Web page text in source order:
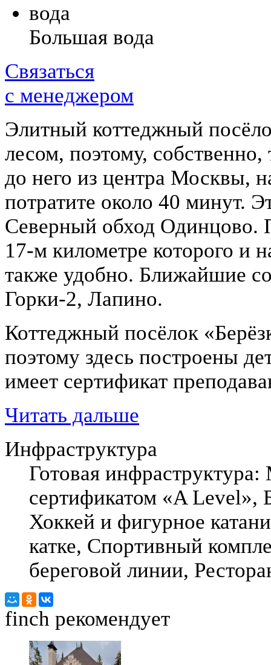
Большая вода
Связаться
с менеджером
Элитный коттеджный
лесом, поэтому,
до него из центра Москвы,
потратите около 40 минут.
Северный обход Одинцово.
17-м километре которого и
также удобно. Ближайшие
Горки-2, Лапино.
Коттеджный посёлок
поэтому здесь построены
имеет сертификат
Читать дальше
Инфраструктура
Готовая
сертификатом «A Level»,
Хоккей и фигурное
катке, Спортивный
береговой линии,
finch рекомендует